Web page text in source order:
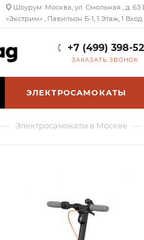
Шоурум: Москва, ул. Смольная , д. 63
«Экстрим» , Павильон Б-1, 1 Этаж, 1 Вход
+7 (499) 398-
ЗАКАЗАТЬ ЗВОНОК
ЭЛЕКТРОСАМОКАТЫ
— Электросамокаты в Москве —